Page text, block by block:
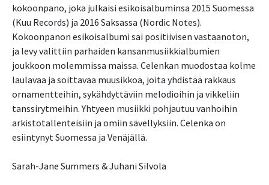
kokoonpano, joka julkaisi esikoisalbuminsa 2015 Suomessa
(Kuu Records) ja 2016 Saksassa (Nordic Notes).
Kokoonpanon esikoisalbumi sai positiivisen vastaanoton,
ja levy valittiin parhaiden kansanmusiikkialbumien
joukkoon molemmissa maissa. Celenkan muodostaa kolme
laulavaa ja soittavaa muusikkoa, joita yhdistää rakkaus
ornamentteihin, sykähdyttäviin melodioihin ja vikkeliin
tanssirytmeihin. Yhtyeen musiikki pohjautuu vanhoihin
arkistotallenteisiin ja omiin sävellyksiin. Celenka on
esiintynyt Suomessa ja Venäjällä.
Sarah-Jane Summers & Juhani Silvola